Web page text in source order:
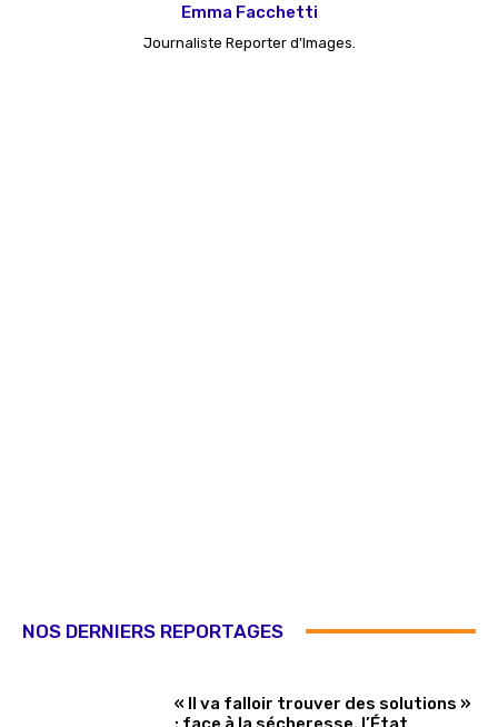
Emma Facchetti
Journaliste Reporter d'Images.
NOS DERNIERS REPORTAGES
« Il va falloir trouver des solutions »